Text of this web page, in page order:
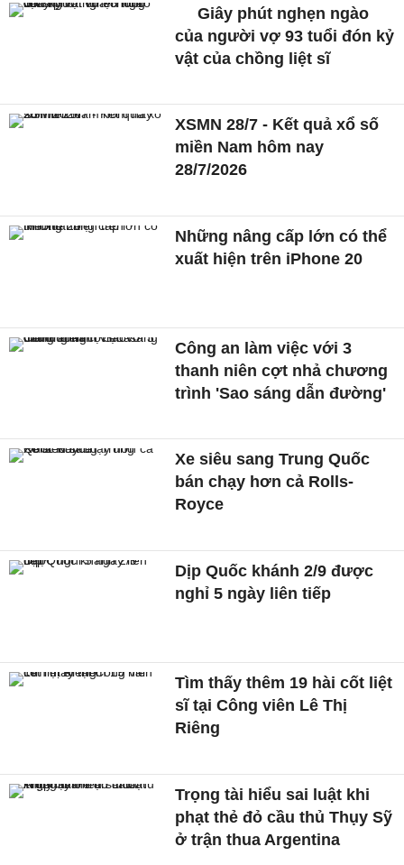
Giây phút nghẹn ngào
của người vợ 93 tuổi đón kỷ
vật của chồng liệt sĩ
XSMN 28/7 - Kết quả xổ số
miền Nam hôm nay
28/7/2026
Những nâng cấp lớn có thể
xuất hiện trên iPhone 20
Công an làm việc với 3
thanh niên cợt nhả chương
trình 'Sao sáng dẫn đường'
Xe siêu sang Trung Quốc
bán chạy hơn cả Rolls-
Royce
Dịp Quốc khánh 2/9 được
nghỉ 5 ngày liên tiếp
Tìm thấy thêm 19 hài cốt liệt
sĩ tại Công viên Lê Thị
Riêng
Trọng tài hiểu sai luật khi
phạt thẻ đỏ cầu thủ Thụy Sỹ
ở trận thua Argentina